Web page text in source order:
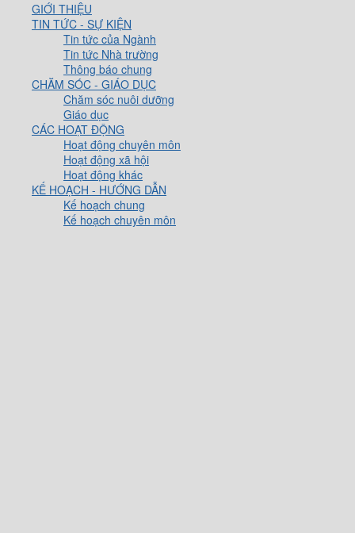
GIỚI THIỆU
TIN TỨC - SỰ KIỆN
Tin tức của Ngành
Tin tức Nhà trường
Thông báo chung
CHĂM SÓC - GIÁO DỤC
Chăm sóc nuôi dưỡng
Giáo dục
CÁC HOẠT ĐỘNG
Hoạt động chuyên môn
Hoạt động xã hội
Hoạt động khác
KẾ HOẠCH - HƯỚNG DẪN
Kế hoạch chung
Kế hoạch chuyên môn